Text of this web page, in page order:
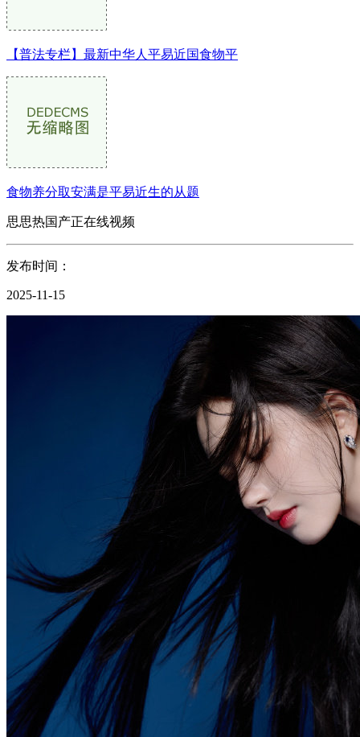
【普法专栏】最新中华人平易近国食物平
食物养分取安满是平易近生的从题
思思热国产正在线视频
发布时间：
2025-11-15